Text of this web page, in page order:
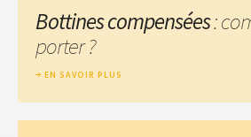
Bottines compensées:
porter ?
EN SAVOIR PLUS